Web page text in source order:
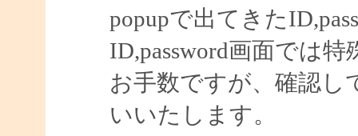
popupで出てきた
ID,password画面では
お手数ですが、確認し
いいたします。